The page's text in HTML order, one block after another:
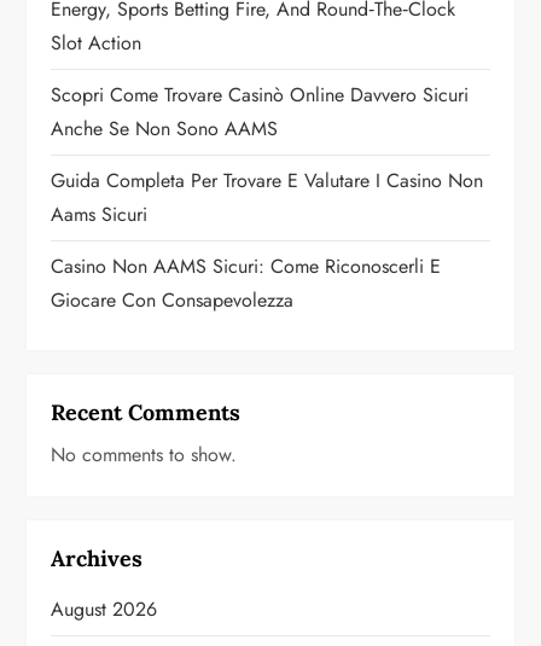
o
n
Energy, Sports Betting Fire, And Round‑the‑Clock
Slot Action
Scopri Come Trovare Casinò Online Davvero Sicuri
Anche Se Non Sono AAMS
Guida Completa Per Trovare E Valutare I Casino Non
Aams Sicuri
Casino Non AAMS Sicuri: Come Riconoscerli E
Giocare Con Consapevolezza
Recent Comments
No comments to show.
Archives
August 2026